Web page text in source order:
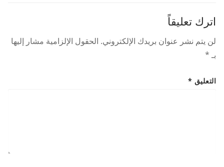
اترك تعليقاً
لن يتم نشر عنوان بريدك الإلكتروني. الحقول الإلزامية مشار إليها
بـ*
التعليق *